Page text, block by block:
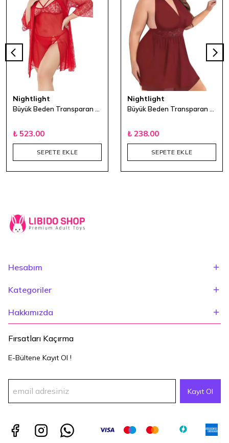
Nightlight
₺ 523.00
SEPETE EKLE
Nightlight
₺ 238.00
SEPETE EKLE
Hesabım
Kategoriler
Hakkımızda
Fırsatları Kaçırma
E-Bültene Kayıt Ol !
Kayıt Ol